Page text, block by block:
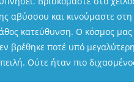
αβύσσου και κινούμαστε στη
κατεύθυνση. Ο κόσμος μας
βρέθηκε ποτέ υπό μεγαλύτερη
Ούτε ήταν πιο